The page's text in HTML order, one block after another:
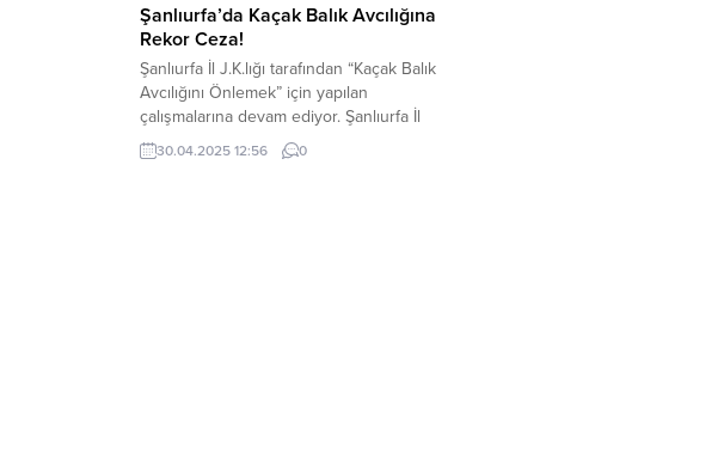
Şanlıurfa’da Kaçak Balık Avcılığına
Rekor Ceza!
Şanlıurfa İl J.K.lığı tarafından “Kaçak Balık
Avcılığını Önlemek” için yapılan
çalışmalarına devam ediyor. Şanlıurfa İl
Jandarma Komutanlığı 26.04.2025 günü,
Bozova İlçesinde, Bozova Asayiş. Bot
30.04.2025 12:56 0